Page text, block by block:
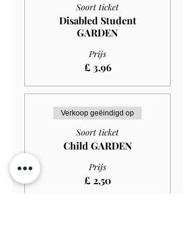
Soort ticket
Disabled Student
GARDEN
Prijs
£ 3,96
Verkoop geëindigd op
Soort ticket
Child GARDEN
Prijs
£ 2,50